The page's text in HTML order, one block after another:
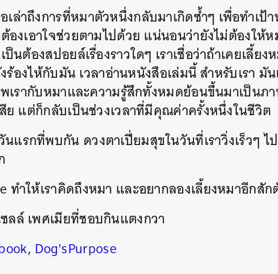
เล่าถึงการที่หมาตัวหนึ่งกลับมาเกิดซ้ำๆ เพื่อทำเป้
องเอาใจช่วยตามไปด้วย แน่นอนว่ายังไม่ต้องให้
นต้องสปอยล์เรื่องราวใดๆ เราเชื่อว่าถ้าเคยเลี้ย
ร้องไห้กับมัน เวลาอ่านหนังสือเล่มนี้ สำหรับเรา
เรากับหมาและความรู้สึกทั้งหมดย้อนขึ้นมาเป็น
ย แต่ก็กลับเป็นช่วงเวลาที่มีคุณค่าครั้งหนึ่งในชีวิต
นแรกที่พบกัน ดวงตาเปี่ยมสุขในวันที่เราวิ่งเร็วๆ
ทำให้เราคิดถึงหมา และอยากลองเลี้ยงหมาอีกสัก
ลล์ เพศเมียที่ชอบกินแตงกวา
, Dog'sPurpose